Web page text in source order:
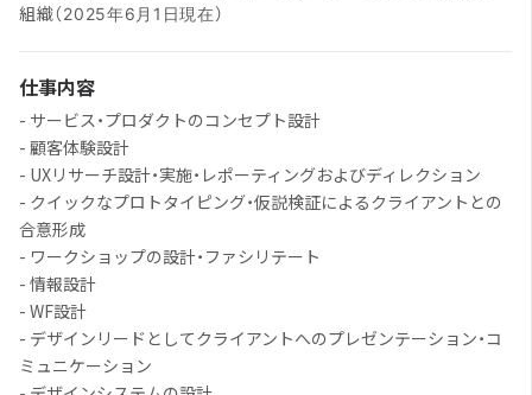
組織（2025年6月1日現在）
仕事内容
- サービス・プロダクトのコンセプト設計
- 顧客体験設計
- UXリサーチ設計・実施・レポーティングおよびディレクション
- クイックなプロトタイピング・仮説検証によるクライアントとの
合意形成
- ワークショップの設計・ファシリテート
- 情報設計
- WF設計
- デザインリードとしてクライアントへのプレゼンテーション・コ
ミュニケーション